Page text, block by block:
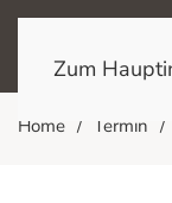
Zum
Home Termin